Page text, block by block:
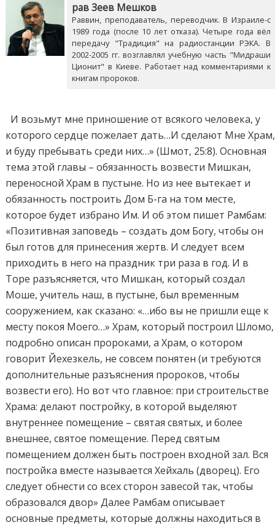
рав Зеев Мешков
Раввин, преподаватель, переводчик. В Израиле-с
1989 года (после 10 лет отказа). Четыре года вёл
передачу "Традиция" на радиостанции РЭКА. В
2002-2005 гг. возглавлял учебную часть "Мидраши
Ционит" в Киеве. Работает над комментариями к
книгам пророков.
И возьмут мне приношение от всякого человека, у
которого сердце пожелает дать…И сделают Мне Храм,
и буду пребывать среди них…» (Шмот, 25:8). Основная
тема этой главы – обязанность возвести Мишкан,
переносной Храм в пустыне. Но из нее вытекает и
обязанность построить Дом Б-га на том месте,
которое будет избрано Им. И об этом пишет Рамбам:
«Позитивная заповедь – создать дом Богу, чтобы он
был готов для принесения жертв. И следует всем
приходить в него на праздник три раза в год. И в
Торе разъясняется, что Мишкан, который создал
Моше, учитель наш, в пустыне, был временным
сооружением, как сказано: «…ибо вы не пришли еще к
месту покоя Моего…» Храм, который построил Шломо,
подробно описан пророками, а Храм, о котором
говорит Йехезкель, не совсем понятен (и требуются
дополнительные разъяснения пророков, чтобы
возвести его). Но вот что главное: при строительстве
Храма: делают постройку, в которой выделяют
внутреннее помещение – святая святых, и более
внешнее, святое помещение. Перед святым
помещением должен быть построен входной зал. Вся
постройка вместе называется Хейхаль (дворец). Его
следует обнести со всех сторон завесой так, чтобы
образовался двор» Далее Рамбам описывает
основные предметы, которые должны находиться в